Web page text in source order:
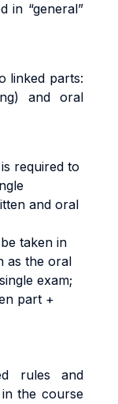
in “general”
linked parts:
and oral
required to
and oral
taken in
as the oral
exam;
part +
rules and
the course